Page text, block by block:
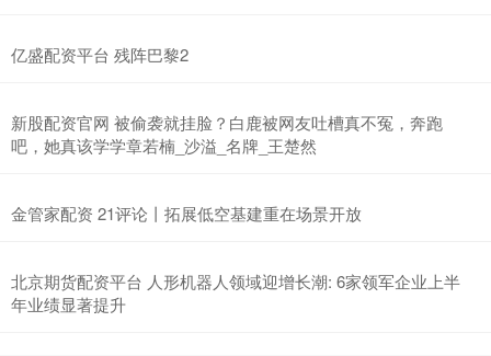
亿盛配资平台 残阵巴黎2
新股配资官网 被偷袭就挂脸？白鹿被网友吐槽真不冤，奔跑
吧，她真该学学章若楠_沙溢_名牌_王楚然
金管家配资 21评论丨拓展低空基建重在场景开放
北京期货配资平台 人形机器人领域迎增长潮: 6家领军企业上半
年业绩显著提升